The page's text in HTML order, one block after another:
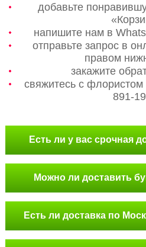
добавьте
напишите нам в
отправьте запрос в
правом
закажите
свяжитесь с
891-
Есть ли у вас срочная
Можно ли доставить
Есть ли доставка по